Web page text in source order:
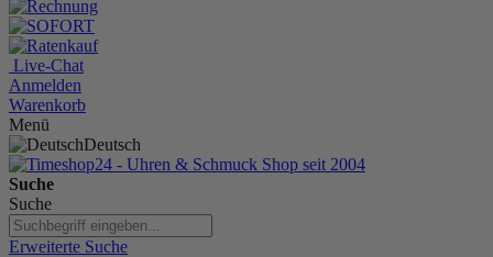
Live-Chat
Anmelden
Warenkorb
Menü
Deutsch
Suche
Suche
Erweiterte Suche